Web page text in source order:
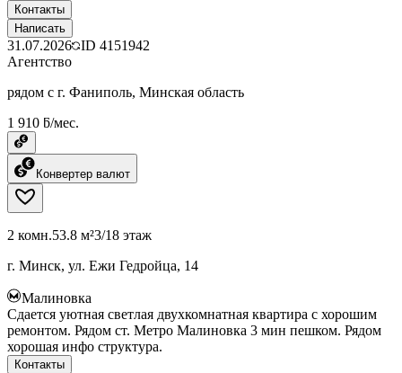
Контакты
Написать
31.07.2026 ID 4151942
Агентство
рядом с г. Фаниполь, Минская область
1 910 ƃ/мес.
Конвертер валют
2 комн.53.8 м²3/18 этаж
г. Минск, ул. Ежи Гедройца, 14
Малиновка
Сдается уютная светлая двухкомнатная квартира с хорошим
ремонтом. Рядом ст. Метро Малиновка 3 мин пешком. Рядом
хорошая инфо структура.
Контакты